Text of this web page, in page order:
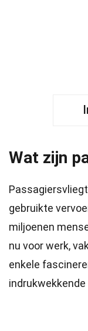
Wat zijn
gebruikte
miljoenen
nu voor werk,
enkele